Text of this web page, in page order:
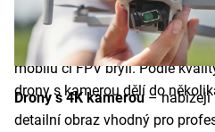
profesionální modely disponují
zpomaleným záznamem a
mobilu či FPV brýlí. Podle
drony s kamerou dělí do
Drony s 4K kamerou – nabízejí
detailní obraz vhodný pro